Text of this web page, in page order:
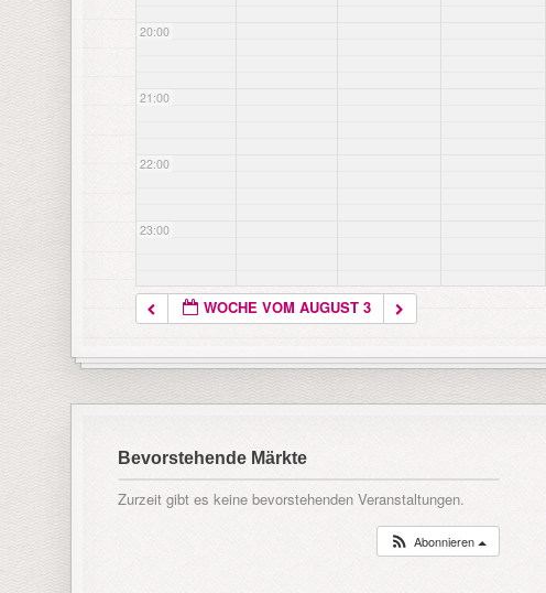
20:00
21:00
22:00
23:00
WOCHE VOM AUGUST 3
Bevorstehende Märkte
Zurzeit gibt es keine bevorstehenden Veranstaltungen.
Abonnieren